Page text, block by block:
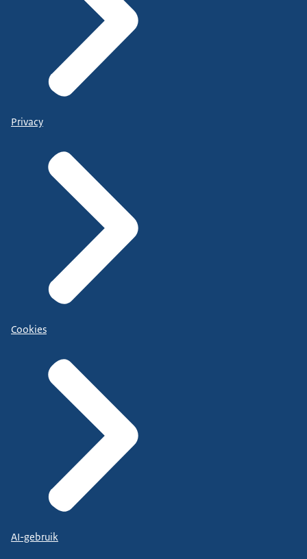
Privacy
Cookies
AI-gebruik